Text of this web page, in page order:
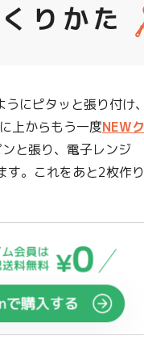
りかた
にピタッと張り付け、
上からもう一度NEWク
と張り、電子レンジ
す。これをあと2枚作り